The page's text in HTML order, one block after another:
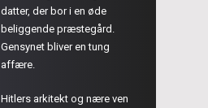
datter, der bor i en øde
beliggende præstegård.
Gensynet bliver en tung
affære.
Hitlers arkitekt og nære ven